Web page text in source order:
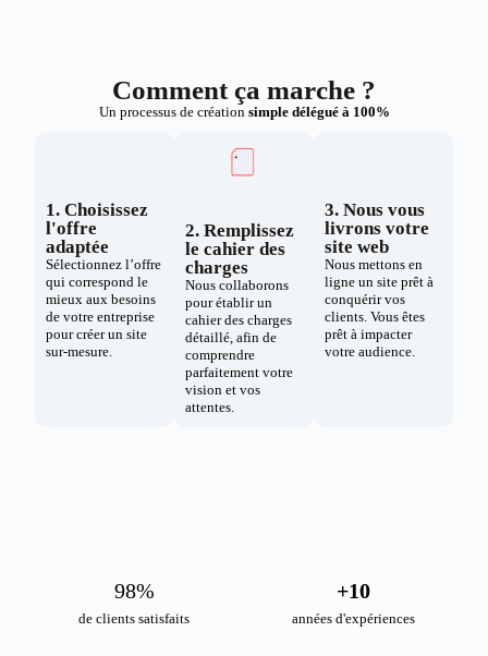
Comment ça marche ?
Un processus de création simple délégué à 100%
1. Choisissez
l'offre
adaptée
Sélectionnez l’offre
qui correspond le
mieux aux besoins
de votre entreprise
pour créer un site
sur-mesure.
2. Remplissez
le cahier des
charges
Nous collaborons
pour établir un
cahier des charges
détaillé, afin de
comprendre
parfaitement votre
vision et vos
attentes.
3. Nous vous
livrons votre
site web
Nous mettons en
ligne un site prêt à
conquérir vos
clients. Vous êtes
prêt à impacter
votre audience.
de clients satisfaits
98%
années d'expériences
+10